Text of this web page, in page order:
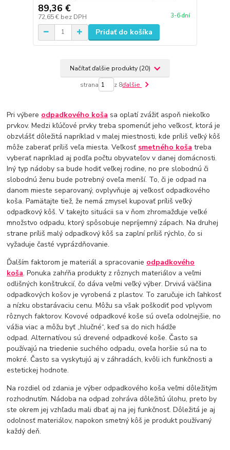
89,36 €
72,65 € bez DPH 3-6 dní
Pridať do košíka
Načítať ďalšie produkty (20)
strana z 8ďalšie
Pri výbere odpadkového koša sa oplatí zvážiť aspoň niekoľko
prvkov. Medzi kľúčové prvky treba spomenúť jeho veľkosť, ktorá je
obzvlášť dôležitá napríklad v malej miestnosti, kde príliš veľký kôš
môže zaberať príliš veľa miesta. Veľkosť smetného koša treba
vyberať napríklad aj podľa počtu obyvateľov v danej domácnosti.
Iný typ nádoby sa bude hodiť veľkej rodine, no pre slobodnú či
slobodnú ženu bude potrebný oveľa menší. To, či je odpad na
danom mieste separovaný, ovplyvňuje aj veľkosť odpadkového
koša. Pamätajte tiež, že nemá zmysel kupovať príliš veľký
odpadkový kôš. V takejto situácii sa v ňom zhromažďuje veľké
množstvo odpadu, ktorý spôsobuje nepríjemný zápach. Na druhej
strane príliš malý odpadkový kôš sa zaplní príliš rýchlo, čo si
vyžaduje časté vyprázdňovanie.
Ďalším faktorom je materiál a spracovanie odpadkového
koša. Ponuka zahŕňa produkty z rôznych materiálov a veľmi
odlišných konštrukcií, čo dáva veľmi veľký výber. Drvivá väčšina
odpadkových košov je vyrobená z plastov. To zaručuje ich ľahkosť
a nízku obstarávaciu cenu. Môžu sa však poškodiť pod vplyvom
rôznych faktorov. Kovové odpadkové koše sú oveľa odolnejšie, no
vážia viac a môžu byť „hlučné“, keď sa do nich hádže
odpad. Alternatívou sú drevené odpadkové koše. Často sa
používajú na triedenie suchého odpadu, oveľa horšie sú na to
mokré. Často sa vyskytujú aj v záhradách, kvôli ich funkčnosti a
estetickej hodnote.
Na rozdiel od zdania je výber odpadkového koša veľmi dôležitým
rozhodnutím. Nádoba na odpad zohráva dôležitú úlohu, preto by
ste okrem jej vzhľadu mali dbať aj na jej funkčnosť. Dôležitá je aj
odolnosť materiálov, napokon smetný kôš je produkt používaný
každý deň.